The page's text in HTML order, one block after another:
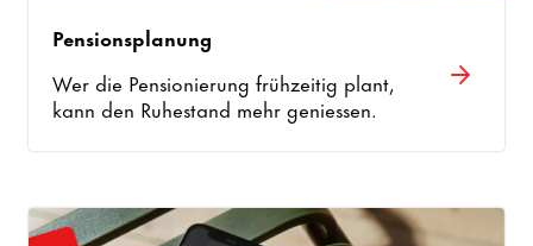
Pensionsplanung
Wer die Pensionierung frühzeitig plant,
kann den Ruhestand mehr geniessen.